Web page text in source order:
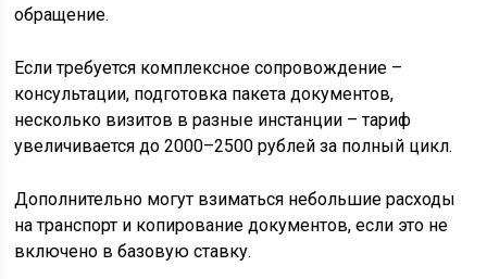
обращение.
Если требуется комплексное сопровождение –
консультации, подготовка пакета документов,
несколько визитов в разные инстанции – тариф
увеличивается до 2000–2500 рублей за полный цикл.
Дополнительно могут взиматься небольшие расходы
на транспорт и копирование документов, если это не
включено в базовую ставку.